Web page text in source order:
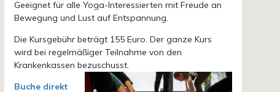
Geeignet für alle Yoga-Interessierten mit Freude an
Bewegung und Lust auf Entspannung.
Die Kursgebühr beträgt 155 Euro. Der ganze Kurs
wird bei regelmäßiger Teilnahme von den
Krankenkassen bezuschusst.
Buche direkt